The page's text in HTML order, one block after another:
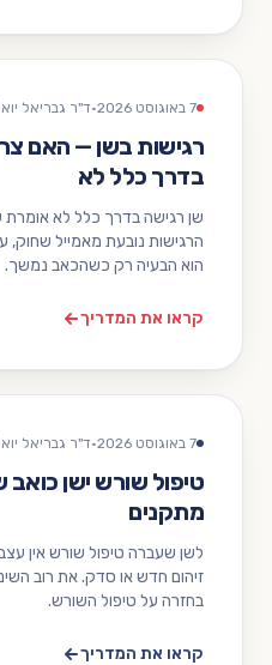
7 באוגוסט 2026 ·ד"ר גבריאל
רגישות בשן — האם
בדרך כלל לא
שן רגישה בדרך כלל לא אומרת
הרגישות נובעת מאמייל
הוא הבעיה רק כשהכאב נמשך.
קראו את המדריך
7 באוגוסט 2026 ·ד"ר גבריאל
טיפול שורש ישן כואב
מתקנים
לשן שעברה טיפול שורש אין
זיהום חדש או סדק. את רוב
בחזרה על טיפול השורש.
קראו את המדריך